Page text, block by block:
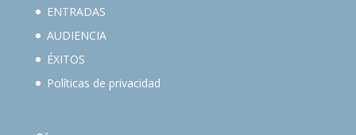
ENTRADAS
AUDIENCIA
ÉXITOS
Políticas de privacidad